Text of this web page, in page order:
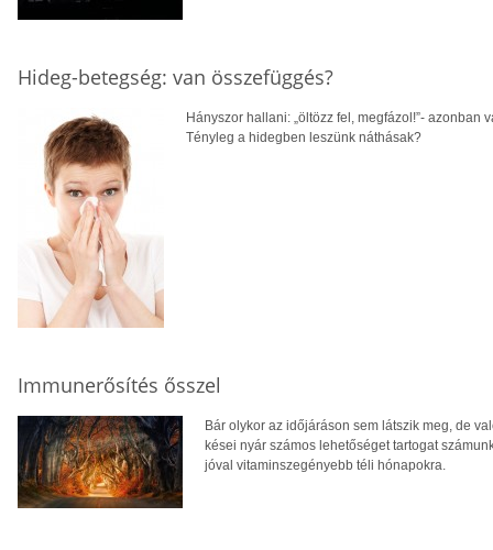
Hideg-betegség: van összefüggés?
Hányszor hallani: „öltözz fel, megfázol!”-
Tényleg a hidegben leszünk náthásak?
Immunerősítés ősszel
Bár olykor az időjáráson sem látszik meg, de
kései nyár számos lehetőséget tartogat
jóval vitaminszegényebb téli hónapokra.